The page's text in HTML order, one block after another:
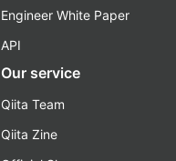
Engineer White Paper
API
Our service
Qiita Team
Qiita Zine